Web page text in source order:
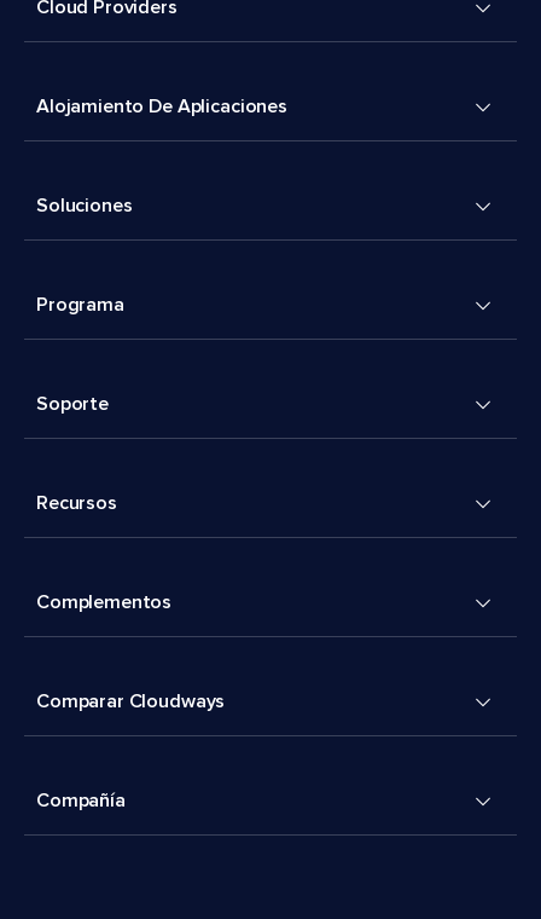
Cloud Providers
Alojamiento De Aplicaciones
Soluciones
Programa
Soporte
Recursos
Complementos
Comparar Cloudways
Compañía